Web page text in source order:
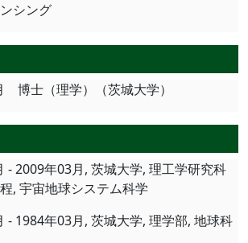
シング
博士（理学）（茨城大学）
- 2009年03月, 茨城大学, 理工学研究科
, 宇宙地球システム科学
- 1984年03月, 茨城大学, 理学部, 地球科